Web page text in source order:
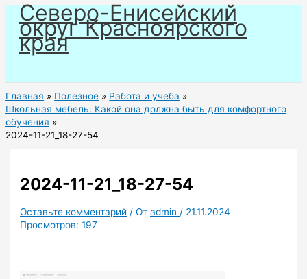
Перейти
содержимому
Северо-Енисейский
округ Красноярского
края
Главная Полезное
Работа и учеба
Школьная мебель: Какой она должна быть для комфортного
обучения
2024-11-21_18-27-54
2024-11-21_18-27-54
Оставьте комментарий / Отadmin / 21.11.2024
Просмотров: 197